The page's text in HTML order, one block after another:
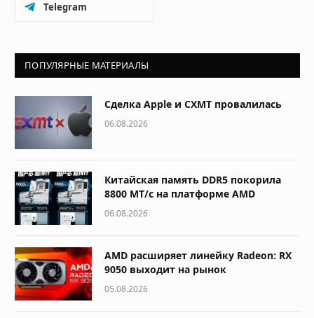
Telegram
ПОПУЛЯРНЫЕ МАТЕРИАЛЫ
Сделка Apple и CXMT провалилась
06.08.2026
Китайская память DDR5 покорила
8800 МТ/с на платформе AMD
06.08.2026
AMD расширяет линейку Radeon: RX
9050 выходит на рынок
05.08.2026